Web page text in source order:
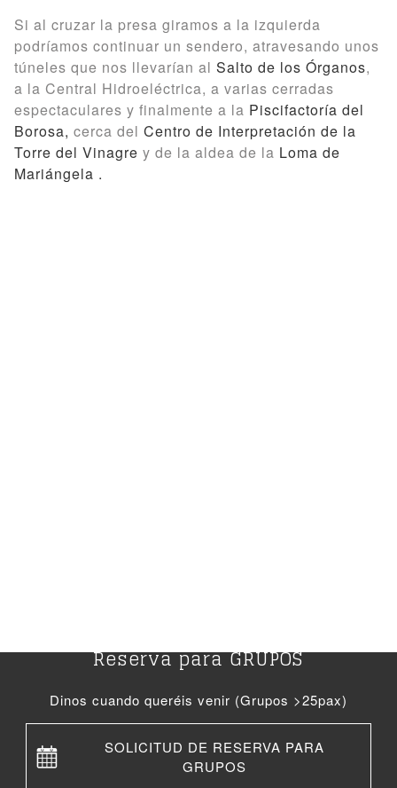
Si al cruzar la presa giramos a la izquierda
podríamos continuar un sendero, atravesando unos
túneles que nos llevarían al Salto de los Órganos,
a la Central Hidroeléctrica, a varias cerradas
espectaculares y finalmente a la Piscifactoría del
Borosa, cerca del Centro de Interpretación de la
Torre del Vinagre y de la aldea de la Loma de
Mariángela .
Reserva para GRUPOS
Dinos cuando queréis venir (Grupos >25pax)
SOLICITUD DE RESERVA PARA
GRUPOS